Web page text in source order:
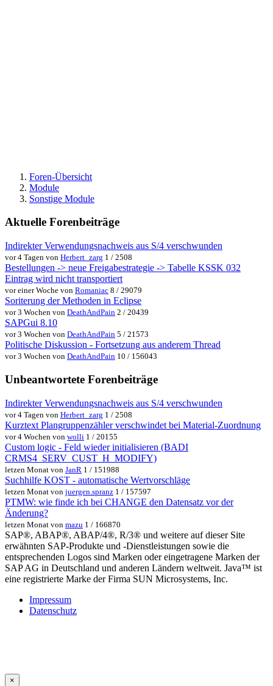
Foren-Übersicht
Module
Sonstige Module
Aktuelle Forenbeiträge
Indirekter Verwendungsnachweis aus S/4 verschwunden
vor 4 Tagen von Herbert_zarg 1 / 2508
Bestellungen -> neue Freigabestrategie -> Tabelle KSSK 032
Eintrag wird nicht transportiert
vor einer Woche von Romaniac 8 / 29079
Soriterung der Methoden in Eclipse
vor 3 Wochen von DeathAndPain 2 / 20439
SAPGui 8.10
vor 3 Wochen von DeathAndPain 5 / 21573
Politische Diskussion - Fortsetzung aus anderem Thread
vor 3 Wochen von DeathAndPain 10 / 156043
Unbeantwortete Forenbeiträge
Indirekter Verwendungsnachweis aus S/4 verschwunden
vor 4 Tagen von Herbert_zarg 1 / 2508
Kurztext Plangruppenzähler verschwindet bei Material-Zuordnung
vor 4 Wochen von wolli 1 / 20155
Custom logic - Feld wieder initialisieren (BADI
CRMS4_SERV_CUST_H_MODIFY)
letzen Monat von JanR 1 / 151988
Suchhilfe KOST - automatische Wertvorschläge
letzen Monat von juergen.spranz 1 / 157597
PTMW: wie finde ich bei CHANGE den Datensatz vor der
Änderung?
letzen Monat von mazu 1 / 166870
SAP®, ABAP®, ABAP/4®, R/3® und weitere auf dieser Site
erwähnten SAP-Produkte und -Dienstleistungen sowie die
entsprechenden Logos sind Marken oder eingetragene Marken der
SAP AG in Deutschland und anderen Ländern weltweit. Java™ ist
eine registrierte Marke der Firma SUN Microsystems, Inc.
Impressum
Datenschutz
×